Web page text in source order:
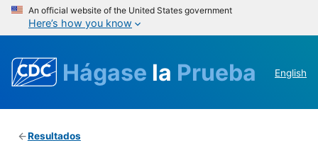
An official website of the United States government
Here’s how you know
Hágase la Prueba English
Resultados